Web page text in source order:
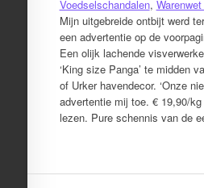
Voedselschandalen,
Mijn uitgebreide ontbijt werd
een advertentie op de
Een olijk lachende
‘King size Panga’ te midden
of Urker havendecor. ‘Onze
advertentie mij toe. € 19,90/
lezen. Pure schennis van de